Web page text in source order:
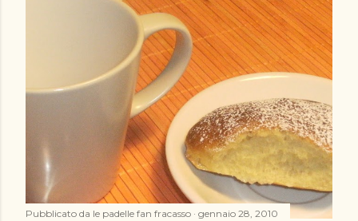
Pubblicato da le padelle fan fracasso gennaio 28, 2010